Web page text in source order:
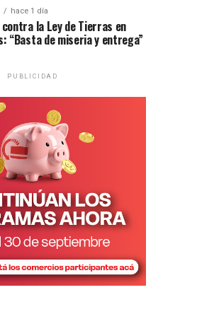
hace 1 día
la Ley de Tierras en
“Basta de miseria y entrega”
PUBLICIDAD